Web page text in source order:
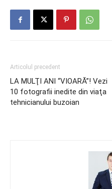
Articolul precedent
LA MULŢI ANI “VIOARĂ”! Vezi
10 fotografii inedite din viaţa
tehnicianului buzoian